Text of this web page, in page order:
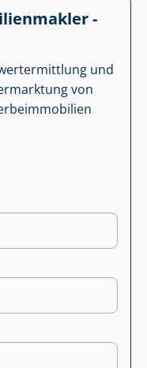
-
und
von